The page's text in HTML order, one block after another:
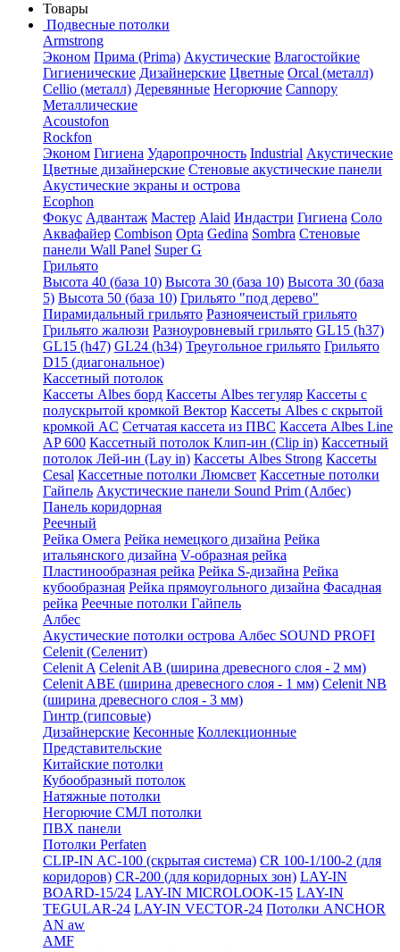
Товары
Подвесные потолки
Armstrong
Эконом Прима (Prima) Акустические Влагостойкие
Гигиенические Дизайнерские Цветные Orcal (металл)
Cellio (металл) Деревянные Негорючие Cannopy
Металлические
Acoustofon
Rockfon
Эконом Гигиена Ударопрочность Industrial Акустические
Цветные дизайнерские Стеновые акустические панели
Акустические экраны и острова
Ecophon
Фокус Адвантаж Мастер Alaid Индастри Гигиена Соло
Аквафайер Combison Opta Gedina Sombra Стеновые
панели Wall Panel Super G
Грильято
Высота 40 (база 10) Высота 30 (база 10) Высота 30 (база
5) Высота 50 (база 10) Грильято "под дерево"
Пирамидальный грильято Разноячеистый грильято
Грильято жалюзи Разноуровневый грильято GL15 (h37)
GL15 (h47) GL24 (h34) Треугольное грильято Грильято
D15 (диагональное)
Кассетный потолок
Кассеты Albes борд Кассеты Albes тегуляр Кассеты с
полускрытой кромкой Вектор Кассеты Albes с скрытой
кромкой AC Сетчатая кассета из ПВС Кассета Albes Line
AP 600 Кассетный потолок Клип-ин (Clip in) Кассетный
потолок Лей-ин (Lay in) Кассеты Albes Strong Кассеты
Cesal Кассетные потолки Люмсвет Кассетные потолки
Гайпель Акустические панели Sound Prim (Албес)
Панель коридорная
Реечный
Рейка Омега Рейка немецкого дизайна Рейка
итальянского дизайна V-образная рейка
Пластинообразная рейка Рейка S-дизайна Рейка
кубообразная Рейка прямоугольного дизайна Фасадная
рейка Реечные потолки Гайпель
Албес
Акустические потолки острова Албес SOUND PROFI
Celenit (Селенит)
Celenit A Celenit AB (ширина древесного слоя - 2 мм)
Celenit ABE (ширина древесного слоя - 1 мм) Celenit NB
(ширина древесного слоя - 3 мм)
Гинтр (гипсовые)
Дизайнерские Кесонные Коллекционные
Представительские
Китайские потолки
Кубообразный потолок
Натяжные потолки
Негорючие СМЛ потолки
ПВХ панели
Потолки Perfaten
CLIP-IN AC-100 (скрытая система) CR 100-1/100-2 (для
коридоров) CR-200 (для коридорных зон) LAY-IN
BOARD-15/24 LAY-IN MICROLOOK-15 LAY-IN
TEGULAR-24 LAY-IN VECTOR-24 Потолки ANCHOR
AN aw
AMF